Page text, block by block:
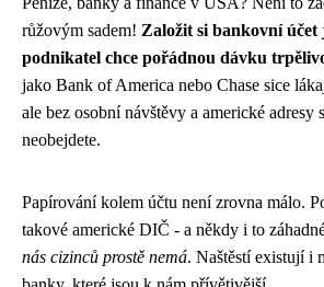
růžovým sadem! Založit si bankovní
podnikatel chce pořádnou dávku
jako Bank of America nebo Chase sice
ale bez osobní návštěvy a americké adresy
neobejdete.
Papírování kolem účtu není zrovna málo.
takové americké DIČ - a někdy i to
nás cizinců prostě nemá. Naštěstí existují i